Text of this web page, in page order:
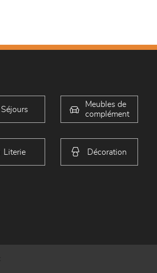
Séjours
Meubles de
complément
Literie Décoration